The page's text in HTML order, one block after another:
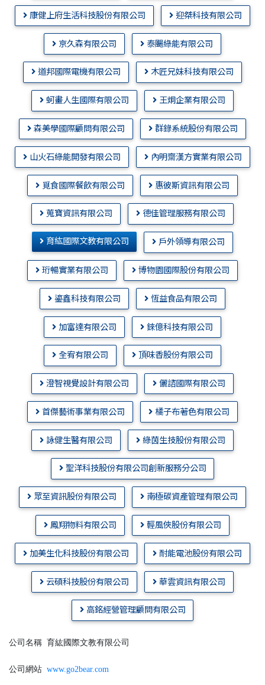
康健上府生活科技股份有限公司 迎桀科技有限公司
京久森有限公司 泰颺綠能有限公司
道邦國際電機有限公司 木匠兄妹科技有限公司
蚵畫人生國際有限公司 王炯企業有限公司
森美學國際顧問有限公司 群錄系統股份有限公司
山火石綠能開發有限公司 內明齋漢方實業有限公司
覓食國際餐飲有限公司 惠彼斯資訊有限公司
蒐寶資訊有限公司 德佳管理服務有限公司
育紘國際文教有限公司 戶外領導有限公司
珩暢實業有限公司 博物園國際股份有限公司
鎏鑫科技有限公司 恆益食品有限公司
加富達有限公司 錸億科技有限公司
全宥有限公司 頂味香股份有限公司
澄智視覺設計有限公司 儷諮國際有限公司
首傑藝術事業有限公司 橘子布著色有限公司
詠健生醫有限公司 綠茵生技股份有限公司
聖洋科技股份有限公司創新服務分公司
眾至資訊股份有限公司 南極碳資產管理有限公司
鳳翔物料有限公司 輕風俠股份有限公司
加美生化科技股份有限公司 耐能電池股份有限公司
云碩科技股份有限公司 華雲資訊有限公司
高銘經營管理顧問有限公司
公司名稱 育紘國際文教有限公司
公司網站 www.go2bear.com